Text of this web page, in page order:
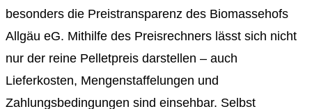
besonders die Preistransparenz des Biomassehofs
Allgäu eG. Mithilfe des Preisrechners lässt sich nicht
nur der reine Pelletpreis darstellen – auch
Lieferkosten, Mengenstaffelungen und
Zahlungsbedingungen sind einsehbar. Selbst